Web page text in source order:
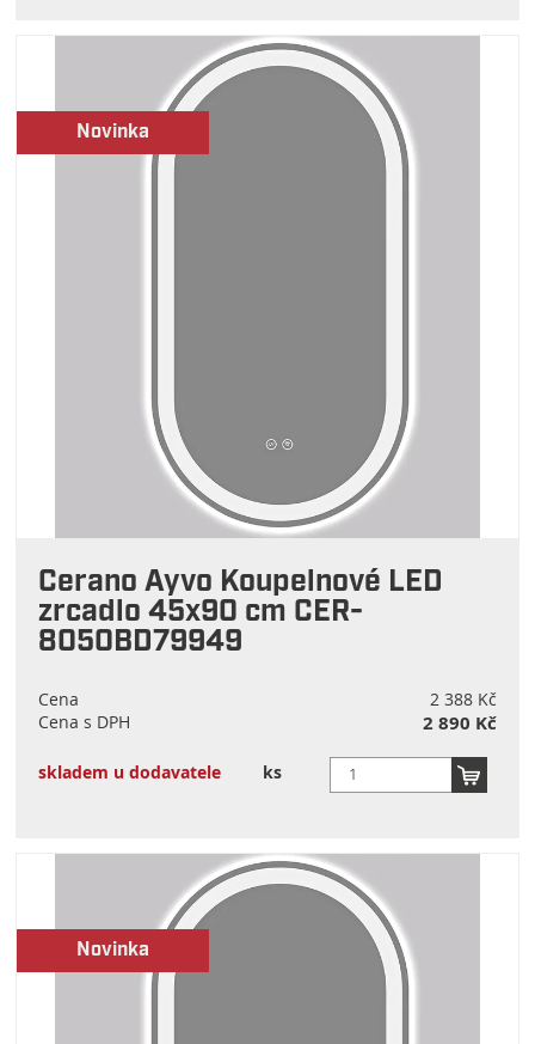
Novinka
Cerano Ayvo Koupelnové LED
zrcadlo 45x90 cm CER-
8050BD79949
Cena
2 388 Kč
Cena s DPH
2 890 Kč
skladem u dodavatele ks
Novinka